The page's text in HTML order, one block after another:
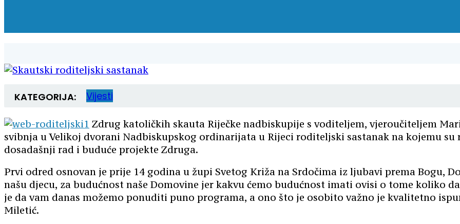
KATEGORIJA: Vijesti
Zdrug katoličkih skauta Riječke nadbiskupije s voditeljem, vjeroučiteljem
svibnja u Velikoj dvorani Nadbiskupskog ordinarijata u Rijeci roditeljski sastanak na kojemu
dosadašnji rad i buduće projekte Zdruga.
Prvi odred osnovan je prije 14 godina u župi Svetog Križa na Srdočima iz ljubavi prema Bogu,
našu djecu, za budućnost naše Domovine jer kakvu ćemo budućnost imati ovisi o tome koliko
je da vam danas možemo ponuditi puno programa, a ono što je osobito važno je kvalitetno
Miletić.